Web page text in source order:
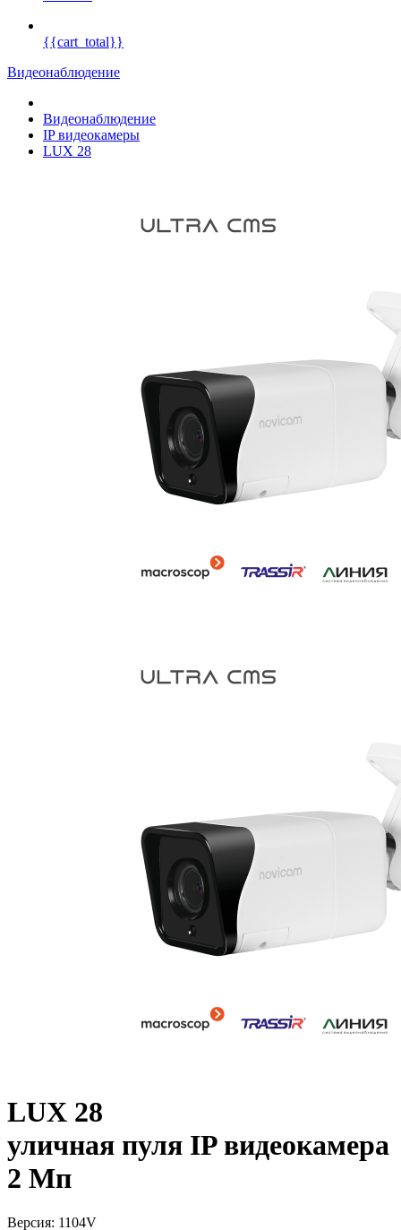
{{cart_total}}
Видеонаблюдение
Видеонаблюдение
IP видеокамеры
LUX 28
LUX 28
уличная пуля IP видеокамера
2 Мп
Версия: 1104V